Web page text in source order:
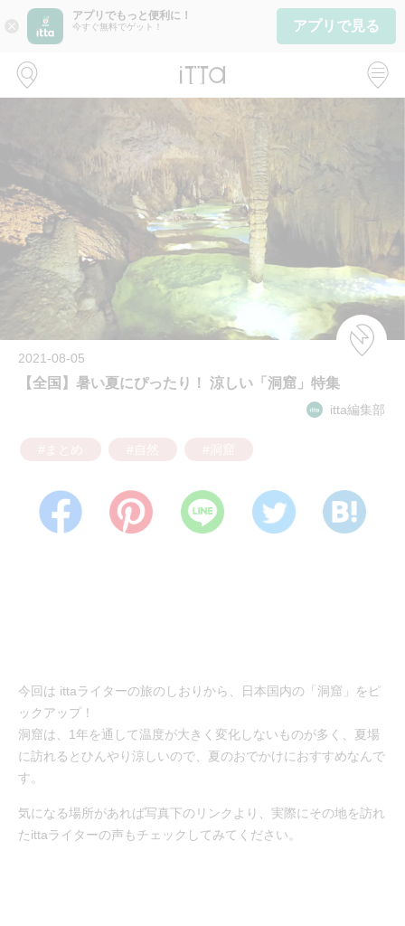
close
アプリでもっと便利に！
今すぐ無料でゲット！ アプリで見る
2021-08-05
【全国】暑い夏にぴったり！ 涼しい「洞窟」特集
itta編集部
今回は ittaライターの旅のしおりから、日本国内の「洞窟」をピ
ックアップ！
洞窟は、1年を通して温度が大きく変化しないものが多く、夏場
に訪れるとひんやり涼しいので、夏のおでかけにおすすめなんで
す。
気になる場所があれば写真下のリンクより、実際にその地を訪れ
たittaライターの声もチェックしてみてください。